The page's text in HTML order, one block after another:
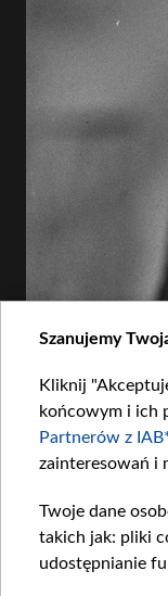
8 października 1943
Szanujemy
Kliknij
końcowym i ich
Partnerów z
zainteresowań i
Twoje dane
takich jak: pliki
udostępnianie